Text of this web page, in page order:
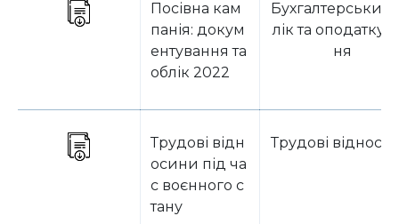
Посівна кам
панія: докум
ентування та
облік 2022
Бухгалтерський
лік та
ня
Трудові відн
осини під ча
с воєнного с
тану
Трудові